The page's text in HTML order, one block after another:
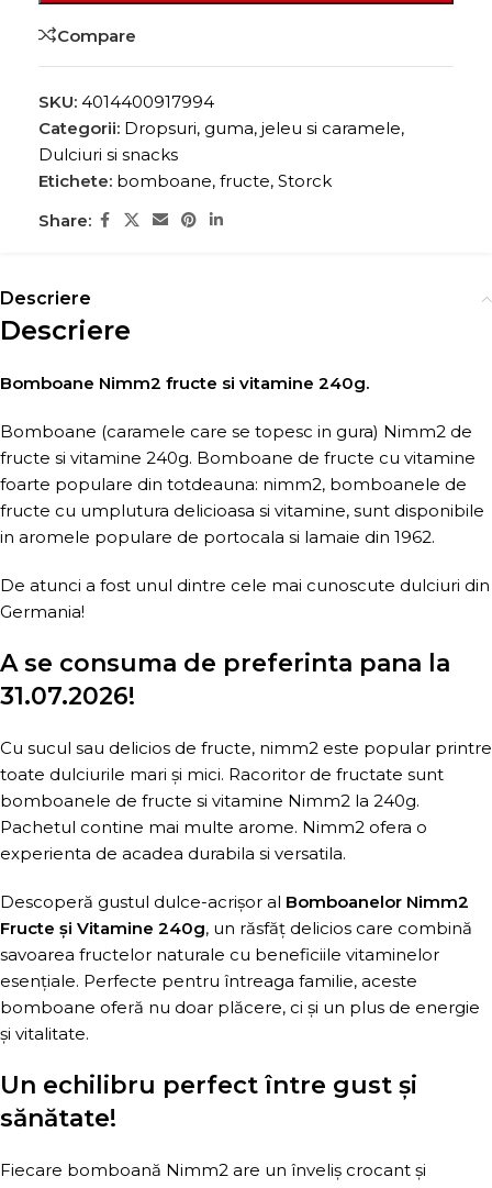
Compare
SKU: 4014400917994
Categorii: Dropsuri, guma, jeleu si caramele,
Dulciuri si snacks
Etichete: bomboane, fructe, Storck
Share:
Descriere
Descriere
Bomboane Nimm2 fructe si vitamine 240g.
Bomboane (caramele care se topesc in gura) Nimm2 de
fructe si vitamine 240g. Bomboane de fructe cu vitamine
foarte populare din totdeauna: nimm2, bomboanele de
fructe cu umplutura delicioasa si vitamine, sunt disponibile
in aromele populare de portocala si lamaie din 1962.
De atunci a fost unul dintre cele mai cunoscute dulciuri din
Germania!
A se consuma de preferinta pana la
31.07.2026!
Cu sucul sau delicios de fructe, nimm2 este popular printre
toate dulciurile mari și mici. Racoritor de fructate sunt
bomboanele de fructe si vitamine Nimm2 la 240g.
Pachetul contine mai multe arome. Nimm2 ofera o
experienta de acadea durabila si versatila.
Descoperă gustul dulce-acrișor al Bomboanelor Nimm2
Fructe și Vitamine 240g, un răsfăț delicios care combină
savoarea fructelor naturale cu beneficiile vitaminelor
esențiale. Perfecte pentru întreaga familie, aceste
bomboane oferă nu doar plăcere, ci și un plus de energie
și vitalitate.
Un echilibru perfect între gust și
sănătate!
Fiecare bomboană Nimm2 are un înveliș crocant și